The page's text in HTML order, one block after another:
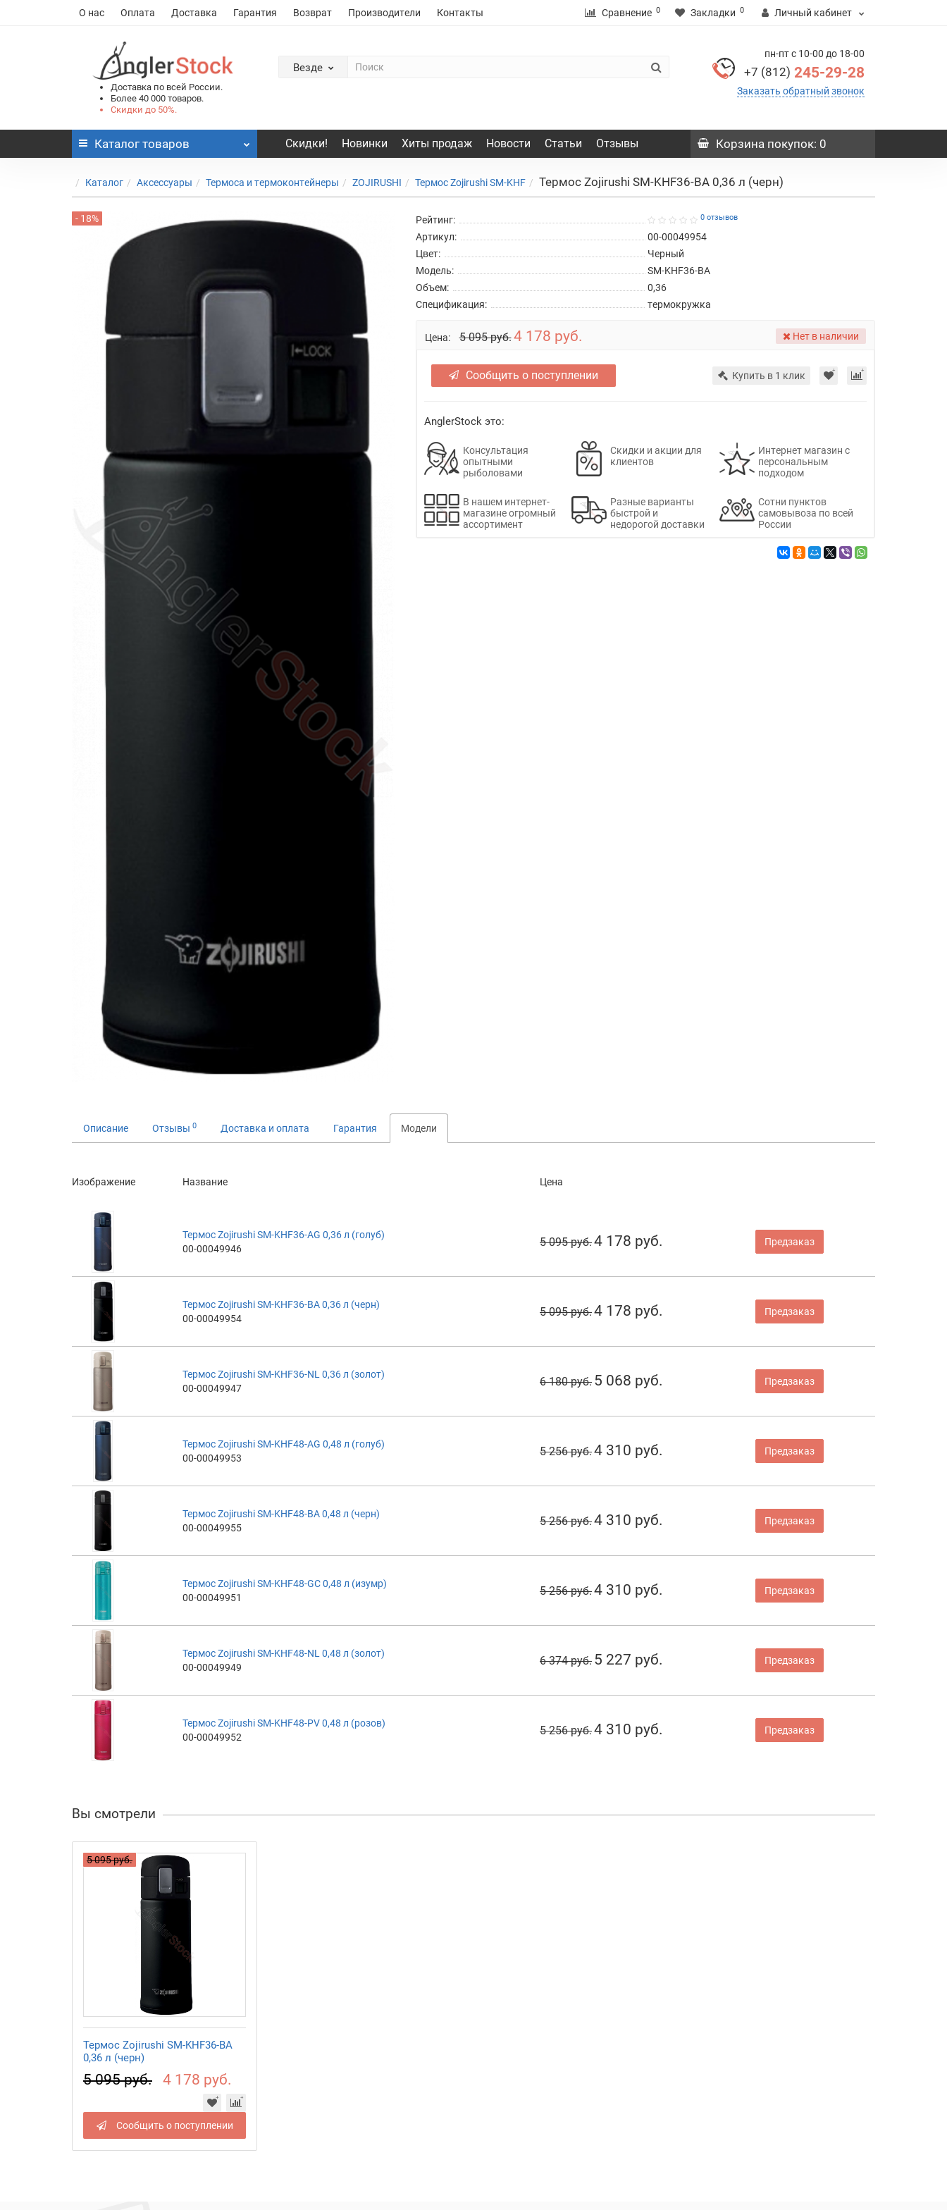
О нас Оплата Доставка Гарантия Возврат Производители Контакты Сравнение 0 Закладки 0 Личный кабинет
Доставка по всей России.
Более 40 000 товаров.
Скидки до 50%.
Везде
пн-пт с 10-00 до 18-00
+7 (812) 245-29-28
Заказать обратный звонок
Каталог товаров Скидки! Новинки Хиты продаж Новости Статьи Отзывы Корзина покупок: 0
Каталог Аксессуары Термоса и термоконтейнеры ZOJIRUSHI Термос Zojirushi SM-KHF Термос Zojirushi SM-KHF36-BA 0,36 л (черн)
- 18% Рейтинг: 0 отзывов
Артикул:
00-00049954
Цвет:
Черный
Модель:
SM-KHF36-BA
Объем:
0,36
Спецификация:
термокружка
Цена: 5 095 руб.4 178 руб. Нет в наличии
Сообщить о поступлении Купить в 1 клик
AnglerStock это:
Консультация
опытными
рыболовами
Скидки и акции для
клиентов
Интернет магазин с
персональным
подходом
В нашем интернет-
магазине огромный
ассортимент
Разные варианты
быстрой и
недорогой доставки
Сотни пунктов
самовывоза по всей
России
Описание Отзывы 0 Доставка и оплата Гарантия Модели
Изображение Название Цена
Термос Zojirushi SM-KHF36-AG 0,36 л (голуб)
00-00049946
5 095 руб.4 178 руб. Предзаказ
Термос Zojirushi SM-KHF36-BA 0,36 л (черн)
00-00049954
5 095 руб.4 178 руб. Предзаказ
Термос Zojirushi SM-KHF36-NL 0,36 л (золот)
00-00049947
6 180 руб. 5 068 руб. Предзаказ
Термос Zojirushi SM-KHF48-AG 0,48 л (голуб)
00-00049953
5 256 руб.4 310 руб. Предзаказ
Термос Zojirushi SM-KHF48-BA 0,48 л (черн)
00-00049955
5 256 руб.4 310 руб. Предзаказ
Термос Zojirushi SM-KHF48-GC 0,48 л (изумр)
00-00049951
5 256 руб.4 310 руб. Предзаказ
Термос Zojirushi SM-KHF48-NL 0,48 л (золот)
00-00049949
6 374 руб. 5 227 руб. Предзаказ
Термос Zojirushi SM-KHF48-PV 0,48 л (розов)
00-00049952
5 256 руб.4 310 руб. Предзаказ
Вы смотрели
5 095 руб.
Термос Zojirushi SM-KHF36-BA
0,36 л (черн)
5 095 руб. 4 178 руб.
Сообщить о поступлении